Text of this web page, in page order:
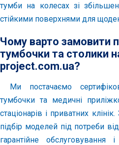
тумби на колесах зі
стійкими поверхнями для
Чому варто замовити
тумбочки та столики
project.com.ua?
Ми постачаємо
тумбочки та медичні
стаціонарів і приватних
підбір моделей під потреби
гарантійне